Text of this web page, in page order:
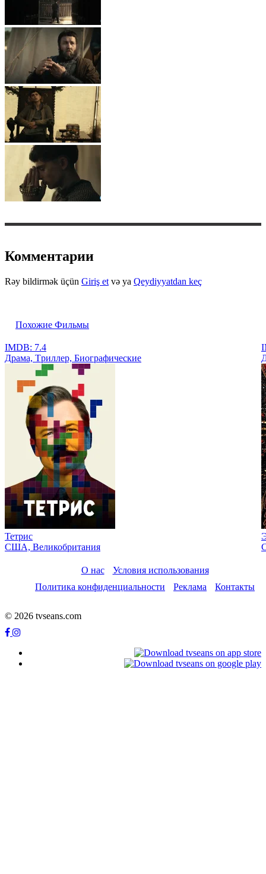
Комментарии
Rəy bildirmək üçün Giriş et və ya Qeydiyyatdan keç
Похожие Фильмы
IMDB: 7.4
Драма, Tриллер, Биографические
Тетрис
США, Великобритания
О нас
Условия использования
Политика конфиденциальности
Реклама Контакты
© 2026 tvseans.com